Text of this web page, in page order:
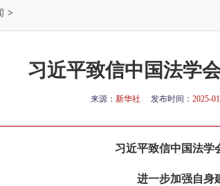
>
习近平致信中国法学
来源： 新华社 发布时间： 2025-
习近平致信中国法学
进一步加强自身